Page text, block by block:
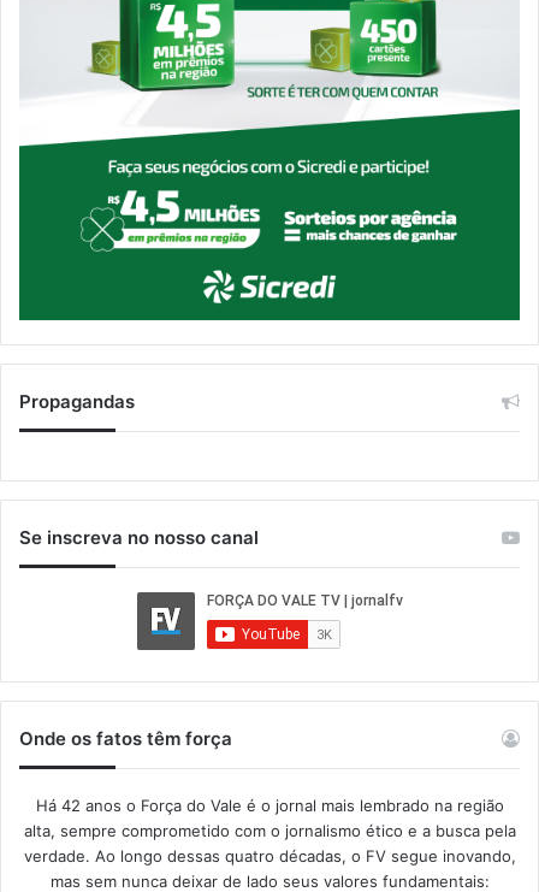
Propagandas
Se inscreva no nosso canal
Onde os fatos têm força
Há 42 anos o Força do Vale é o jornal mais lembrado na região
alta, sempre comprometido com o jornalismo ético e a busca pela
verdade. Ao longo dessas quatro décadas, o FV segue inovando,
mas sem nunca deixar de lado seus valores fundamentais: